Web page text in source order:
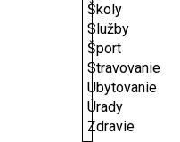
Školy
Služby
Šport
Stravovanie
Ubytovanie
Úrady
Zdravie